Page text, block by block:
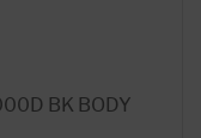
BK BODY